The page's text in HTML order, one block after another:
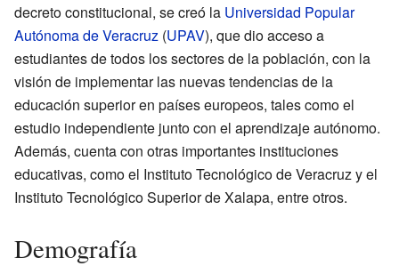
decreto constitucional, se creó la Universidad Popular
Autónoma de Veracruz (UPAV), que dio acceso a
estudiantes de todos los sectores de la población, con la
visión de implementar las nuevas tendencias de la
educación superior en países europeos, tales como el
estudio independiente junto con el aprendizaje autónomo.
Además, cuenta con otras importantes instituciones
educativas, como el Instituto Tecnológico de Veracruz y el
Instituto Tecnológico Superior de Xalapa, entre otros.
Demografía